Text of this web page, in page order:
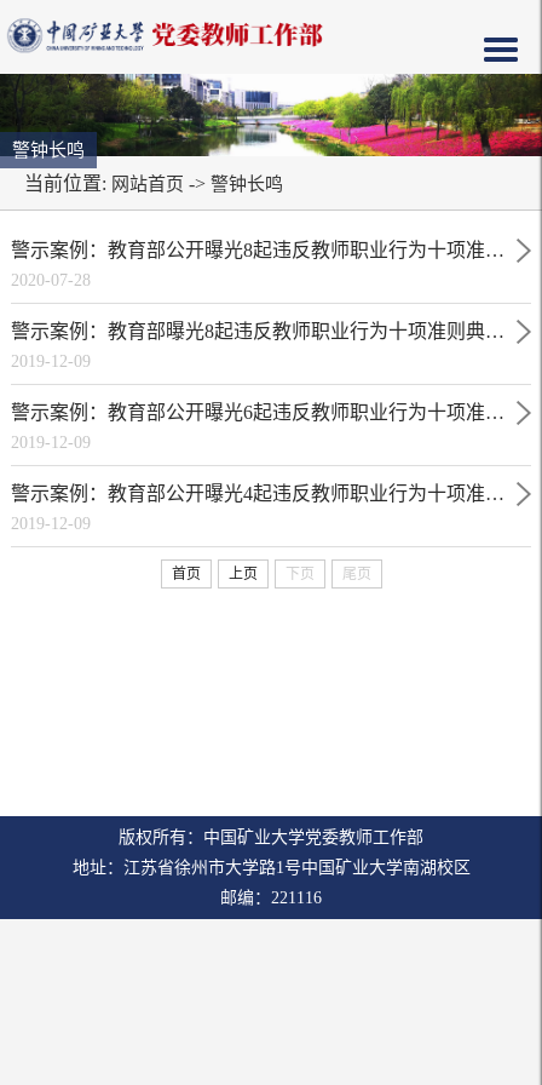
警钟长鸣
当前位置: 网站首页 -> 警钟长鸣
警示案例：教育部公开曝光8起违反教师职业行为十项准则典型问题
2020-07-28
警示案例：教育部曝光8起违反教师职业行为十项准则典型案例
2019-12-09
警示案例：教育部公开曝光6起违反教师职业行为十项准则典型案例
2019-12-09
警示案例：教育部公开曝光4起违反教师职业行为十项准则典型案例
2019-12-09
首页 上页 下页 尾页
版权所有：中国矿业大学党委教师工作部
地址：江苏省徐州市大学路1号中国矿业大学南湖校区
邮编：221116